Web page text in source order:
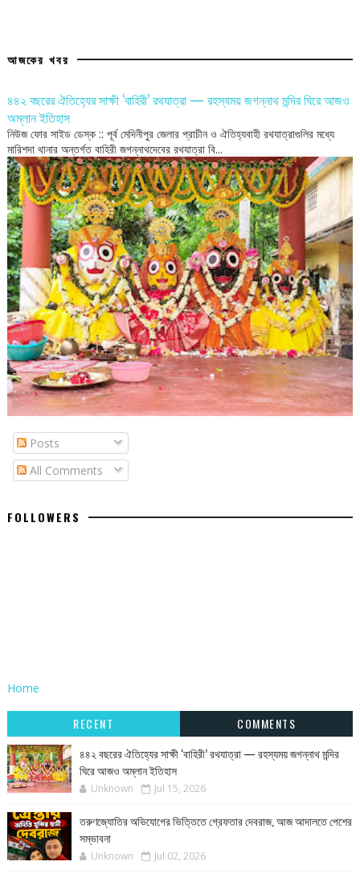
আজকের খবর
৪৪২ বছরের ঐতিহ্যের সাক্ষী ‘বাহিরী’ রথযাত্রা — রহস্যময় জগন্নাথ মন্দির ঘিরে আজও
অম্লান ইতিহাস
নিউজ ফোর সাইড ডেস্ক :: পূর্ব মেদিনীপুর জেলার প্রাচীন ও ঐতিহ্যবাহী রথযাত্রাগুলির মধ্যে
মারিশদা থানার অন্তর্গত বাহিরী জগন্নাথদেবের রথযাত্রা বি...
Posts
All Comments
FOLLOWERS
Home
RECENT
COMMENTS
৪৪২ বছরের ঐতিহ্যের সাক্ষী ‘বাহিরী’ রথযাত্রা — রহস্যময় জগন্নাথ মন্দির
ঘিরে আজও অম্লান ইতিহাস
Unknown Jul 15, 2026
তরুণজ্যোতির অভিযোগের ভিত্তিতে গ্রেফতার দেবরাজ, আজ আদালতে পেশের
সম্ভাবনা
Unknown Jul 02, 2026